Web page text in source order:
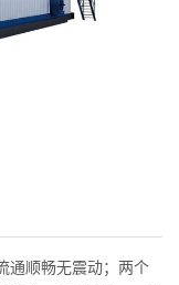
通顺畅无震动；两个